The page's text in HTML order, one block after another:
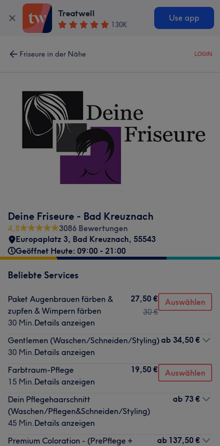
Treatwell
130K
Use app
Friseure in der Nähe LOGIN
Deine Friseure - Bad Kreuznach
4,8
3086 Bewertungen
Europaplatz 3, Bad Kreuznach, 55543
Geöffnet Heute: 09:00 - 21:00
Beliebte Services
Paket Augenbrauen färben &
zupfen & Wimpern färben
30 Min.Details anzeigen
27,50 €
30 €
Auswählen
Gentlemen (Waschen/Schneiden/Styling)
30 Min.Details anzeigen
ab 34,50 €
Farbtraum-Pflege
15 Min.Details anzeigen
19,50 € Auswählen
Dein Pflegehaarschnitt
(Waschen/Pflegen&Schneiden/Styling)
45 Min.Details anzeigen
ab 73 €
Premium Coloration - (PrePflege +
ab 137,50 €